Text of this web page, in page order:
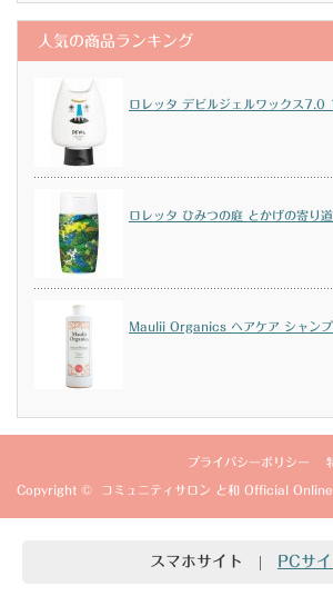
人気の商品ランキング
ロレッタ デビルジェルワックス
ロレッタ ひみつの庭 とかげの寄り
Maulii Organics ヘアケア シャン
プライバシーポリシー
Copyright © コミュニティサロン と和 Official
スマホサイト PCサイ